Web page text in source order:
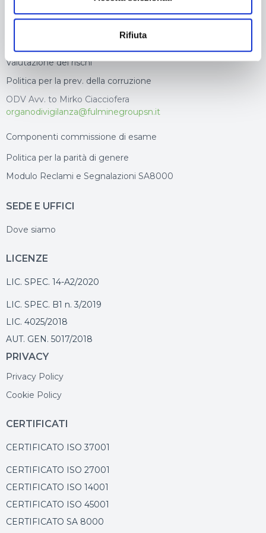
Rifiuta
Valutazione dei rischi
Politica per la prev. della corruzione
ODV Avv. to Mirko Ciacciofera
organodivigilanza@fulminegroupsn.it
Componenti commissione di esame
Politica per la parità di genere
Modulo Reclami e Segnalazioni SA8000
SEDE E UFFICI
Dove siamo
LICENZE
LIC. SPEC. 14-A2/2020
LIC. SPEC. B1 n. 3/2019
LIC. 4025/2018
AUT. GEN. 5017/2018
PRIVACY
Privacy Policy
Cookie Policy
CERTIFICATI
CERTIFICATO ISO 37001
CERTIFICATO ISO 27001
CERTIFICATO ISO 14001
CERTIFICATO ISO 45001
CERTIFICATO SA 8000